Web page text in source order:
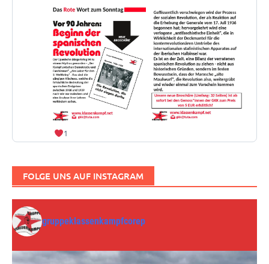
ansehen
1
FOLGE UNS AUF INSTAGRAM
gruppeklassenkampfcorep